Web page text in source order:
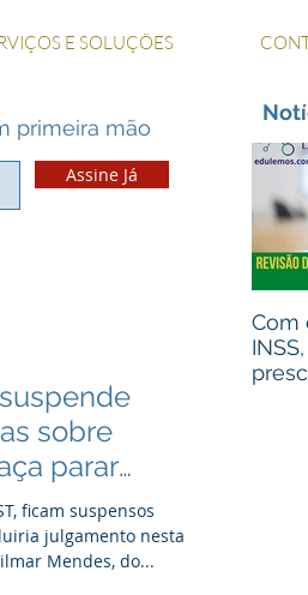
E SOLUÇÕES
Assine Já
primeira mão
sobre
parar
ficam suspensos
julgamento nesta
Mendes, do...
Com